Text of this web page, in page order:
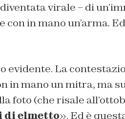
virale – di
in mano un’arma.
evidente. La
in mano un mitra, ma
foto (che risale
di elmetto». Ed è